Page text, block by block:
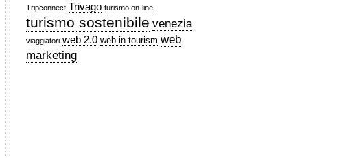
Tripconnect Trivago turismo on-line
turismo sostenibile venezia
viaggiatori web 2.0 web in tourism web
marketing